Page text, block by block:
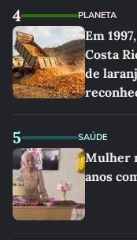
4 PLANETA
Em
Costa
de
5 SAÚDE
Mulher
anos